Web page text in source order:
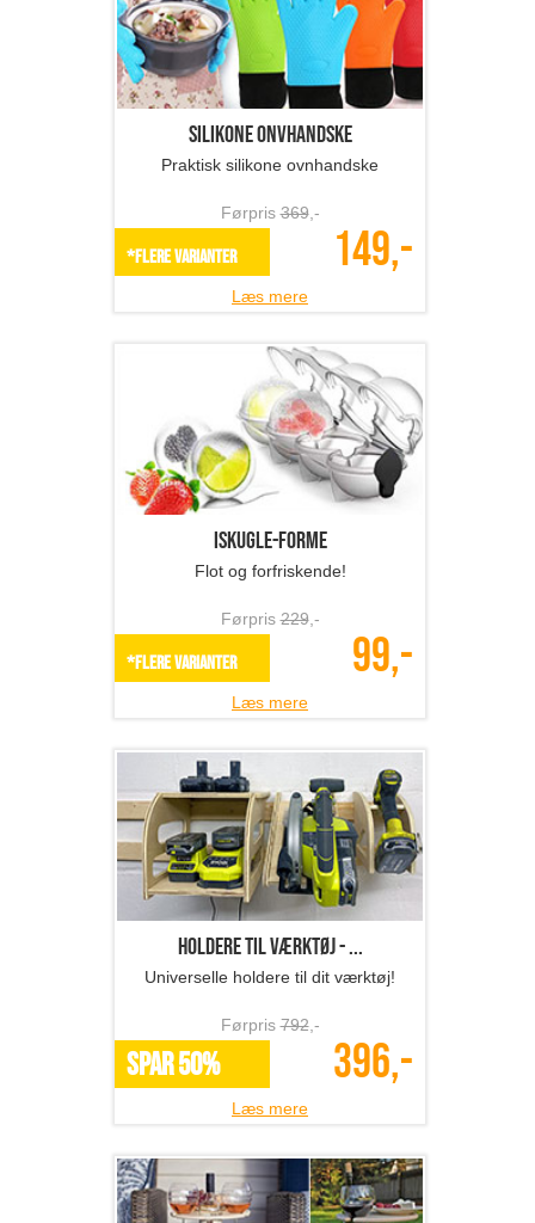
Silikone onvhandske
Praktisk silikone ovnhandske
Førpris369,-
*Flere varianter 149,-
Læs mere
Iskugle-forme
Flot og forfriskende!
Førpris229,-
*Flere varianter 99,-
Læs mere
Holdere til værktøj - ...
Universelle holdere til dit værktøj!
Førpris792,-
SPAR 50% 396,-
Læs mere